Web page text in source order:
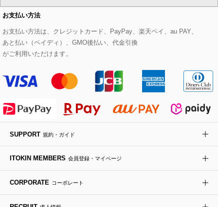
eur3
Maison de CINQ
MK MICHEL KLEIN BAG
HIROKO KOSHINO
その他のトップス
セットアップスカート
セットアップワンピース
モッズコート
ステンカラーコート
ライダースジャケット
デニムジャケット
ダウンジャケット・コート
帽子
ヘアアクセサリー
ハンカチ・バンダナ
手袋
チャーム・ストラップ
ブレスレット・バングル
ブローチ・コサージュ
ショルダーバッグ
ボストンバッグ
バックパック・リュック
ボディバッグ・メッセンジャーバッグ
トラベルバッグ
パンプス
スニーカー
フラットシューズ
ローファー
ドレスシューズ
すべてのアートフラワー
ローズ
カサブランカ・カラー
ラナンキュラス
ポプリアレンジ＆フレグランス
お支払い方法
お支払い方法は、クレジットカード、PayPay、楽天ペイ、au PAY、
あと払い（ペイディ）、GMO後払い、代金引換
がご利用いただけます。
SUPPORT 規約・ガイド
ITOKIN MEMBERS 会員登録・マイページ
CORPORATE コーポレート